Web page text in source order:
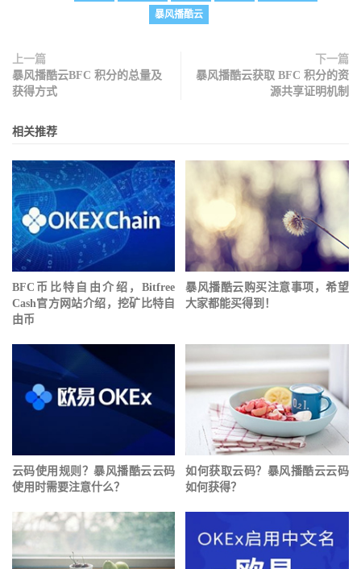
暴风播酷云
上一篇
暴风播酷云BFC 积分的总量及
获得方式
下一篇
暴风播酷云获取 BFC 积分的资
源共享证明机制
相关推荐
BFC币比特自由介绍，Bitfree
Cash官方网站介绍，挖矿比特自
由币
暴风播酷云购买注意事项，希望
大家都能买得到！
云码使用规则？暴风播酷云云码
使用时需要注意什么？
如何获取云码？暴风播酷云云码
如何获得？